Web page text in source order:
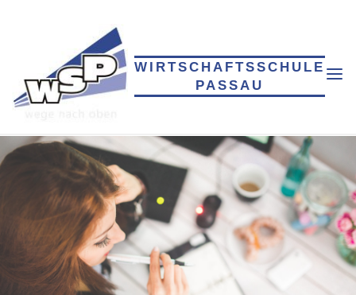
WIRTSCHAFTSSCHULE
PASSAU